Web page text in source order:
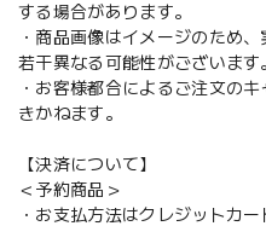
する場合があります。
・商品画像はイメージのため
若干異なる可能性がございます
・お客様都合によるご注文の
きかねます。
【決済について】
＜予約商品＞
・お支払方法はクレジットカー